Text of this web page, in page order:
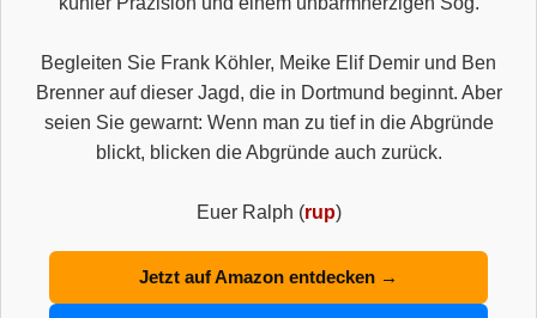
Begleiten Sie Frank Köhler, Meike Elif Demir und Ben
Brenner auf dieser Jagd, die in Dortmund beginnt. Aber
seien Sie gewarnt: Wenn man zu tief in die Abgründe
blickt, blicken die Abgründe auch zurück.
Euer Ralph (rup)
Jetzt auf Amazon entdecken →